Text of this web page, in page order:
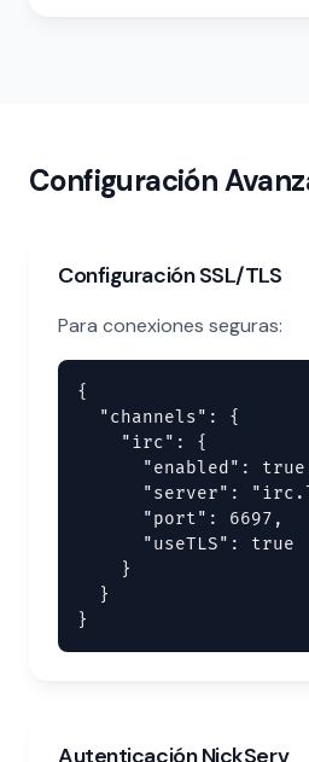
Configuración
Configuración SSL/TLS
Para conexiones seguras:
{
  "channels": {
    "irc": {
"enabled":
"server":
      "port": 6697,
      "useTLS": true
    }
  }
}
Autenticación NickServ